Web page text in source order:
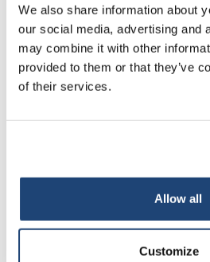
We also share information about
our social media, advertising and
may combine it with other
provided to them or that they’ve
of their services.
Allow all
Customize
Büchner-Trichter, PP
€15,65 exkl. MwSt.